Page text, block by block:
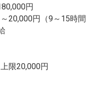
円
20,000円（9～15時間
限20,000円